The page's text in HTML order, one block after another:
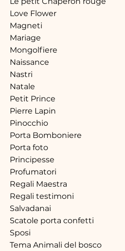
Love Flower
Magneti
Mariage
Mongolfiere
Naissance
Nastri
Natale
Petit Prince
Pierre Lapin
Pinocchio
Porta Bomboniere
Porta foto
Principesse
Profumatori
Regali Maestra
Regali testimoni
Salvadanai
Scatole porta confetti
Sposi
Tema Animali del bosco